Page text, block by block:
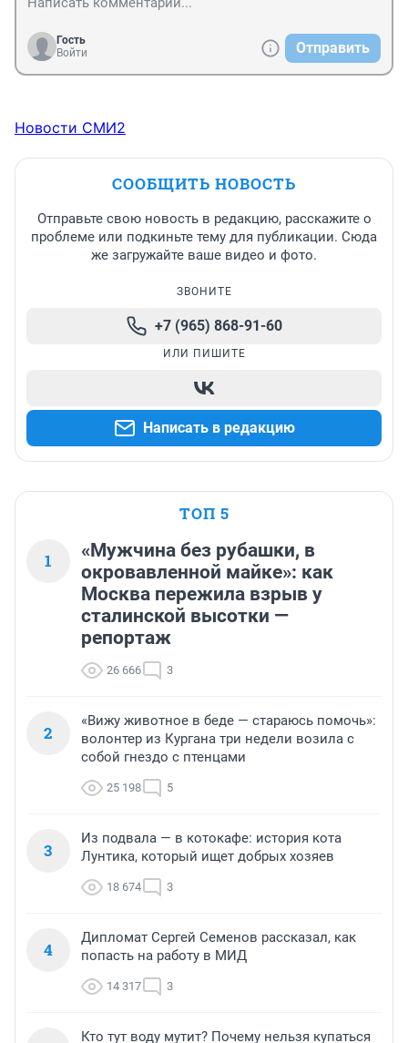
Гость
Войти
Отправить
Новости СМИ2
СООБЩИТЬ НОВОСТЬ
Отправьте свою новость в редакцию, расскажите о
проблеме или подкиньте тему для публикации. Сюда
же загружайте ваше видео и фото.
ЗВОНИТЕ
+7 (965) 868-91-60
ИЛИ ПИШИТЕ
Написать в редакцию
ТОП 5
1
«Мужчина без рубашки, в
окровавленной майке»: как
Москва пережила взрыв у
сталинской высотки —
репортаж
26 666 3
2
«Вижу животное в беде — стараюсь помочь»:
волонтер из Кургана три недели возила с
собой гнездо с птенцами
25 198 5
3
Из подвала — в котокафе: история кота
Лунтика, который ищет добрых хозяев
18 674 3
4
Дипломат Сергей Семенов рассказал, как
попасть на работу в МИД
14 317 3
Кто тут воду мутит? Почему нельзя купаться